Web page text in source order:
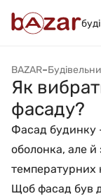
BAZAR–
Як
фасаду?
Фасад будинку
оболонка, але й
температурних
Щоб фасад був